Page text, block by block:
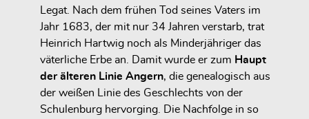
Legat. Nach dem frühen Tod seines Vaters im
Jahr 1683, der mit nur 34 Jahren verstarb, trat
Heinrich Hartwig noch als Minderjähriger das
väterliche Erbe an. Damit wurde er zum Haupt
der älteren Linie Angern, die genealogisch aus
der weißen Linie des Geschlechts von der
Schulenburg hervorging. Die Nachfolge in so